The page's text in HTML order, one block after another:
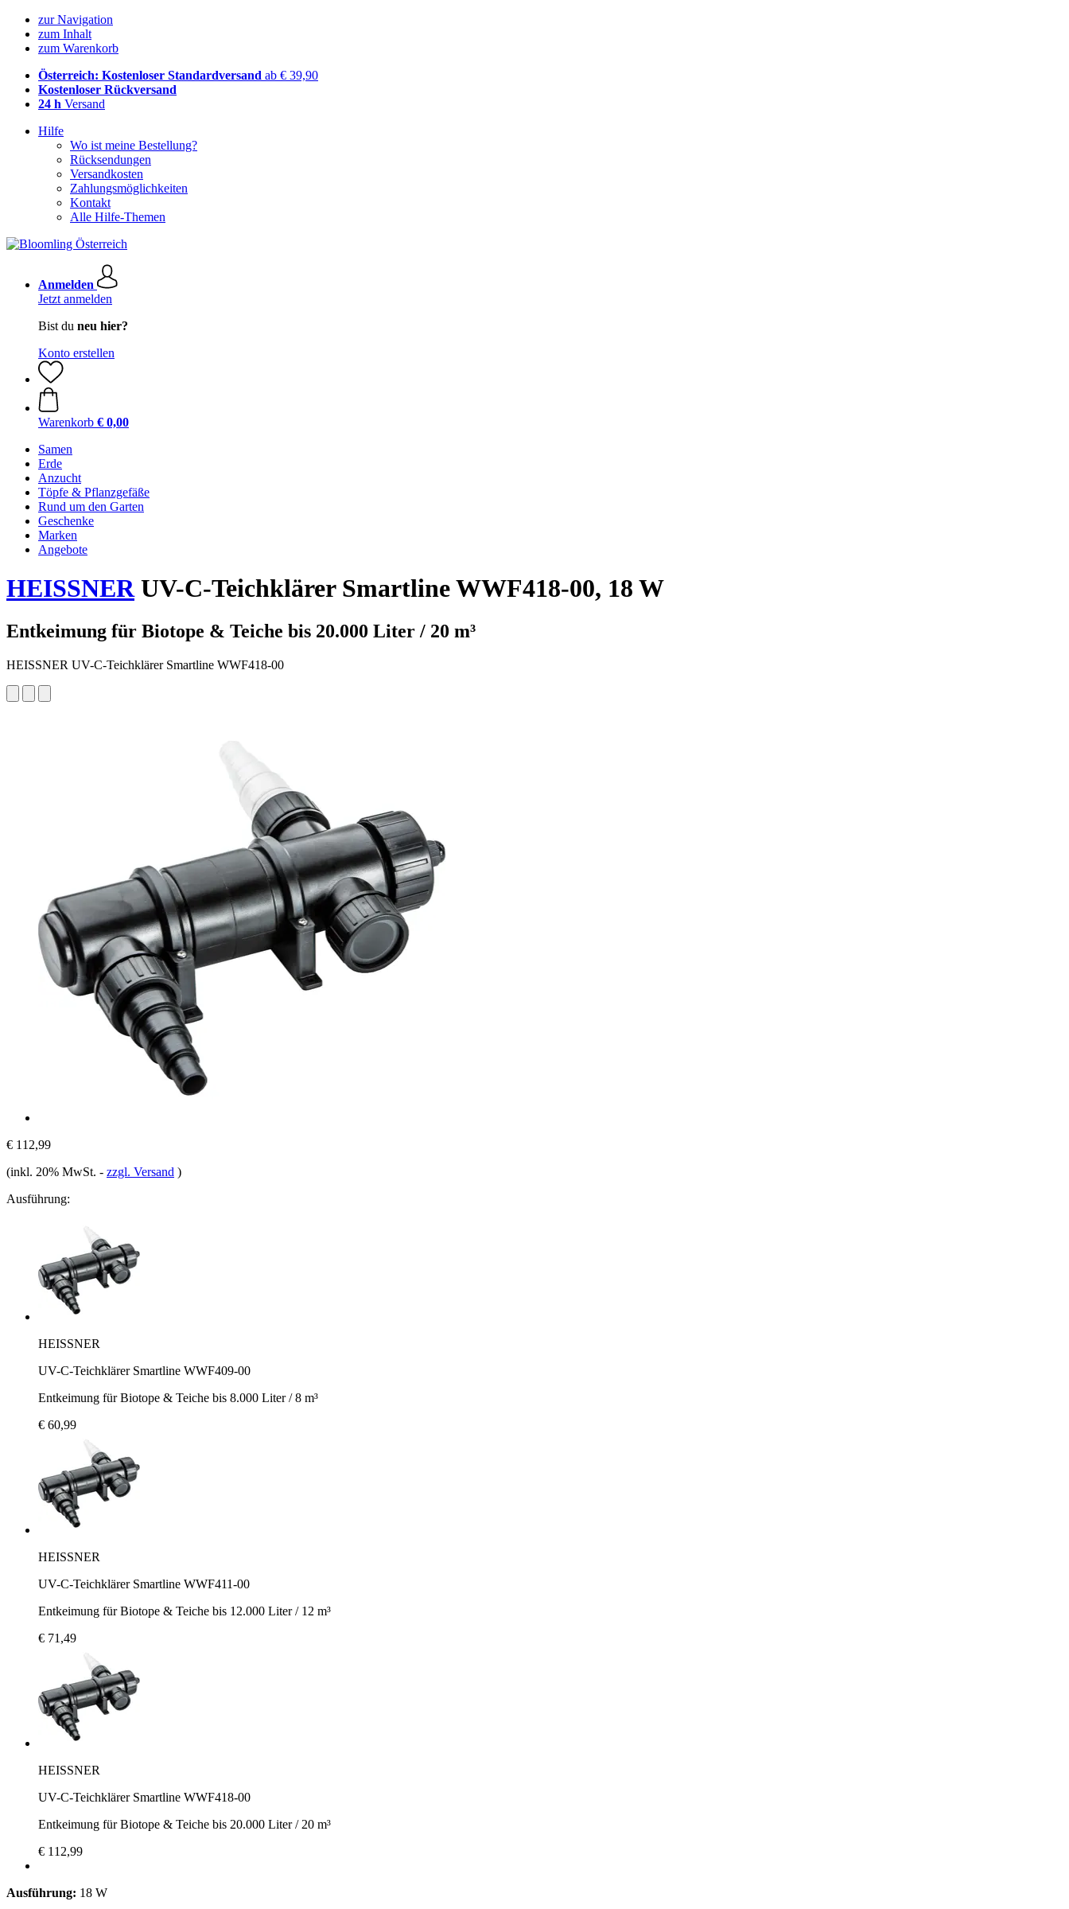
zur Navigation
zum Inhalt
zum Warenkorb
Österreich: Kostenloser Standardversand ab € 39,90
Kostenloser Rückversand
24 h Versand
Hilfe
Wo ist meine Bestellung?
Rücksendungen
Versandkosten
Zahlungsmöglichkeiten
Kontakt
Alle Hilfe-Themen
Anmelden
Jetzt anmelden
Bist du neu hier?
Konto erstellen
Warenkorb € 0,00
Samen
Erde
Anzucht
Töpfe & Pflanzgefäße
Rund um den Garten
Geschenke
Marken
Angebote
HEISSNERUV-C-Teichklärer Smartline WWF418-00, 18 W
Entkeimung für Biotope & Teiche bis 20.000 Liter / 20 m³
HEISSNER UV-C-Teichklärer Smartline WWF418-00
€ 112,99
(inkl. 20% MwSt. - zzgl. Versand )
Ausführung:
HEISSNER
UV-C-Teichklärer Smartline WWF409-00
Entkeimung für Biotope & Teiche bis 8.000 Liter / 8 m³
€ 60,99
HEISSNER
UV-C-Teichklärer Smartline WWF411-00
Entkeimung für Biotope & Teiche bis 12.000 Liter / 12 m³
€ 71,49
HEISSNER
UV-C-Teichklärer Smartline WWF418-00
Entkeimung für Biotope & Teiche bis 20.000 Liter / 20 m³
€ 112,99
Ausführung: 18 W